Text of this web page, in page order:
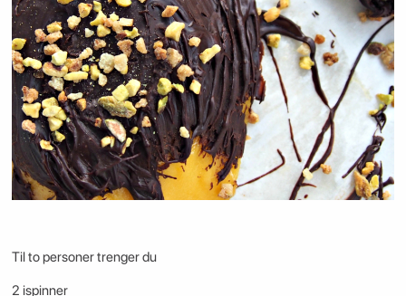
Til to personer trenger du
2 ispinner